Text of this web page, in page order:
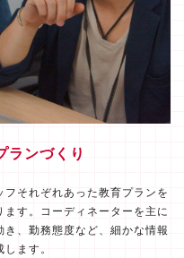
ランづくり
それぞれあった教育プランを
す。コーディネーターを主に
、勤務態度など、細かな情報
ます。